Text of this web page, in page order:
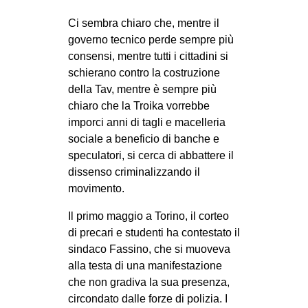
Ci sembra chiaro che, mentre il
governo tecnico perde sempre più
consensi, mentre tutti i cittadini si
schierano contro la costruzione
della Tav, mentre è sempre più
chiaro che la Troika vorrebbe
imporci anni di tagli e macelleria
sociale a beneficio di banche e
speculatori, si cerca di abbattere il
dissenso criminalizzando il
movimento.
Il primo maggio a Torino, il corteo
di precari e studenti ha contestato il
sindaco Fassino, che si muoveva
alla testa di una manifestazione
che non gradiva la sua presenza,
circondato dalle forze di polizia. I